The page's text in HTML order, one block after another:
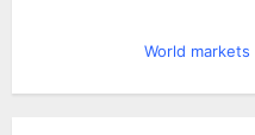
World markets